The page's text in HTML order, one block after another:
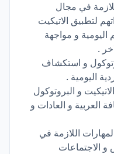
في مجال
لتطبيق الاتيكيت
اليومية و مواجهة
.
و استكشاف
اليومية .
و البروتوكول
العربية و العادات و
اللازمة في
و الاجتماعات